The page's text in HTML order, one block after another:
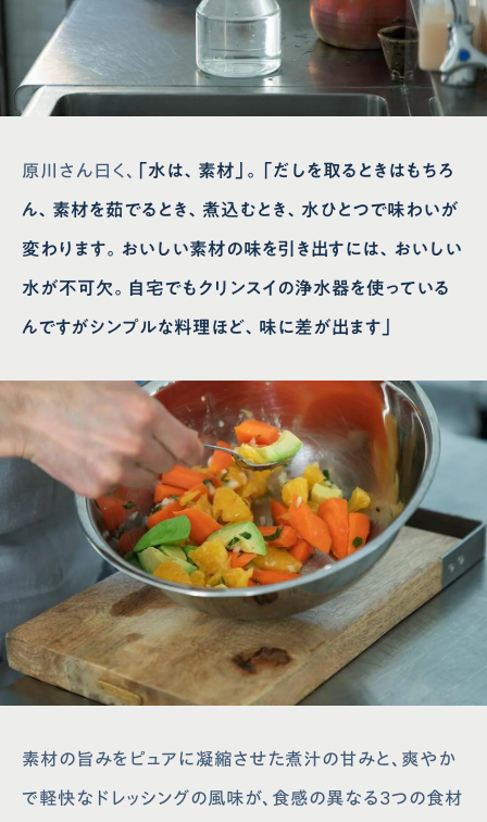
原川さん曰く、 「水は、素材」。「だしを取るときはもちろ
ん、素材を茹でるとき、煮込むとき、水ひとつで味わいが
変わります。おいしい素材の味を引き出すには、おいしい
水が不可欠。自宅でもクリンスイの浄水器を使っている
んですがシンプルな料理ほど、味に差が出ます」
素材の旨みをピュアに凝縮させた煮汁の甘みと、爽やか
で軽快なドレッシングの風味が、食感の異なる3つの食材